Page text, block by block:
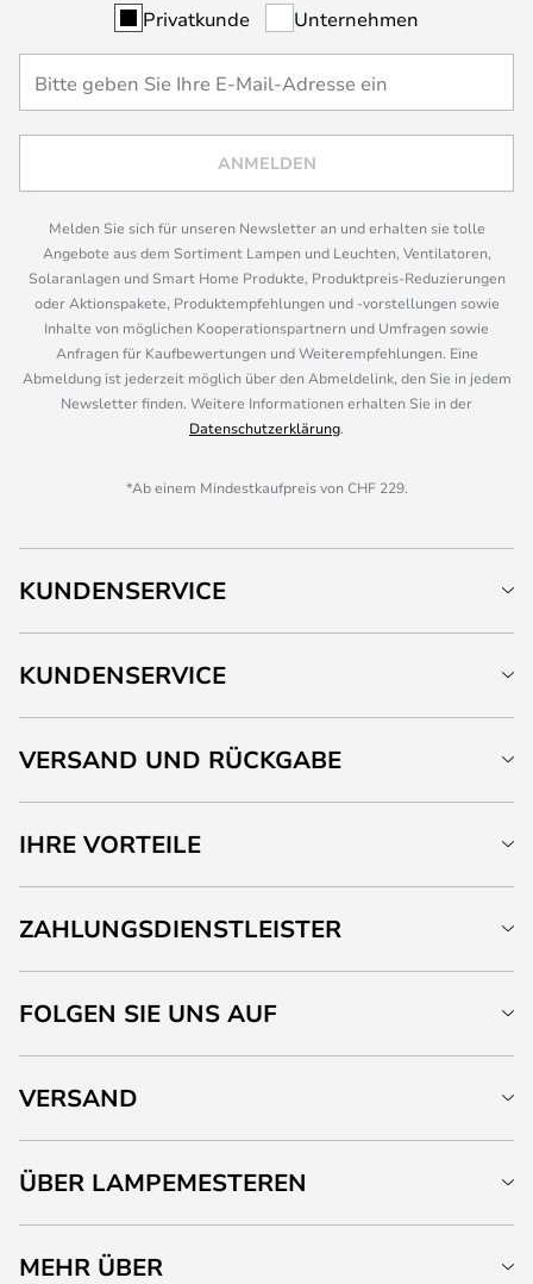
Privatkunde Unternehmen
ANMELDEN
Melden Sie sich für unseren Newsletter an und erhalten sie tolle
Angebote aus dem Sortiment Lampen und Leuchten, Ventilatoren,
Solaranlagen und Smart Home Produkte, Produktpreis-Reduzierungen
oder Aktionspakete, Produktempfehlungen und -vorstellungen sowie
Inhalte von möglichen Kooperationspartnern und Umfragen sowie
Anfragen für Kaufbewertungen und Weiterempfehlungen. Eine
Abmeldung ist jederzeit möglich über den Abmeldelink, den Sie in jedem
Newsletter finden. Weitere Informationen erhalten Sie in der
Datenschutzerklärung.
*Ab einem Mindestkaufpreis von CHF 229.
KUNDENSERVICE
KUNDENSERVICE
VERSAND UND RÜCKGABE
IHRE VORTEILE
ZAHLUNGSDIENSTLEISTER
FOLGEN SIE UNS AUF
VERSAND
ÜBER LAMPEMESTEREN
MEHR ÜBER